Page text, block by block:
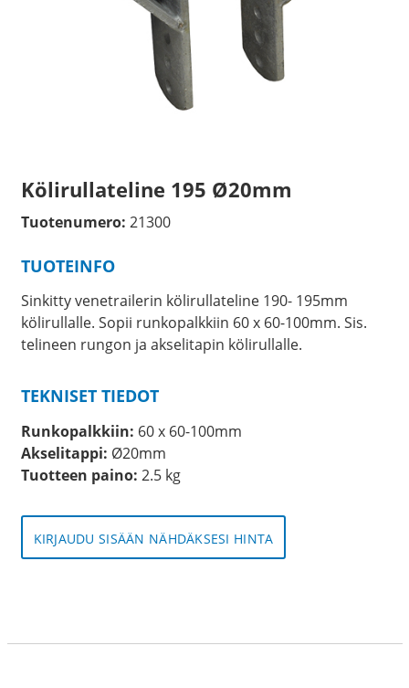
Kölirullateline 195 Ø20mm
Tuotenumero: 21300
TUOTEINFO
Sinkitty venetrailerin kölirullateline 190- 195mm
kölirullalle. Sopii runkopalkkiin 60 x 60-100mm. Sis.
telineen rungon ja akselitapin kölirullalle.
TEKNISET TIEDOT
Runkopalkkiin: 60 x 60-100mm
Akselitappi: Ø20mm
Tuotteen paino: 2.5 kg
KIRJAUDU SISÄÄN NÄHDÄKSESI HINTA